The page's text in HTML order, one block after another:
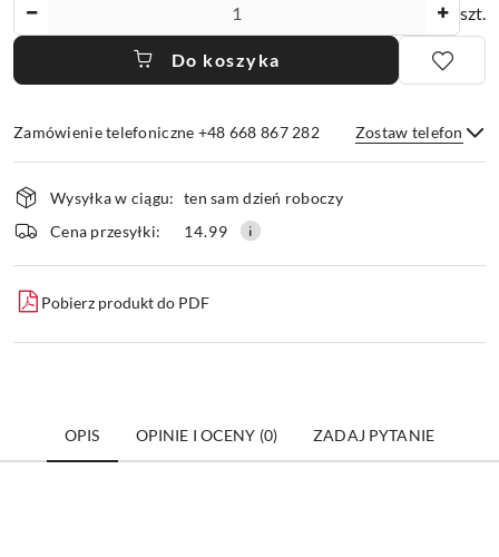
szt.
Do koszyka
Zamówienie telefoniczne +48 668 867 282 Zostaw telefon
Wyślij
Dostępność
i
dostawa
Wysyłka w ciągu: ten sam dzień roboczy
Cena przesyłki:
14.99
Pobierz produkt do PDF
OPIS OPINIE I OCENY (0) ZADAJ PYTANIE